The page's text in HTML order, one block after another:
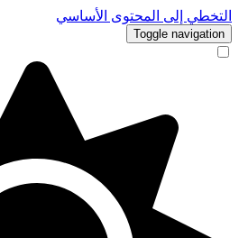
التخطي إلى المحتوى الأساسي
Toggle navigation